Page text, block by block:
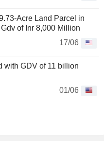
Acre Land Parcel in
of Inr 8,000 Million
17/06
with GDV of 11 billion
01/06